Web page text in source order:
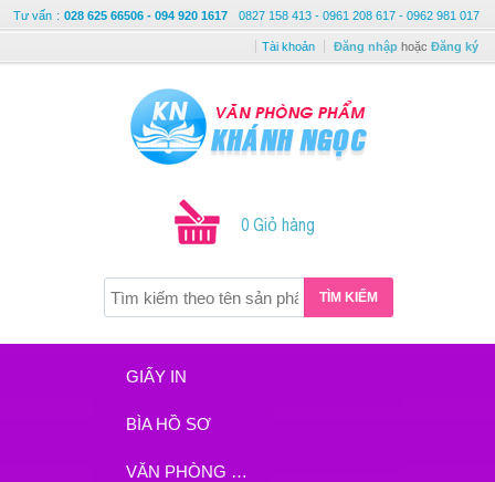
Tư vấn : 028 625 66506 - 094 920 1617 0827 158 413 - 0961 208 617 - 0962 981 017
Tài khoản Đăng nhập hoặc Đăng ký
0 Giỏ hàng
TÌM KIẾM
GIẤY IN
BÌA HỒ SƠ
VĂN PHÒNG PHẨM